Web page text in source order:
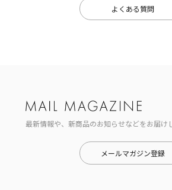
よくある質問
最新情報や、新商品のお知らせなどをお届け
メールマガジン登録